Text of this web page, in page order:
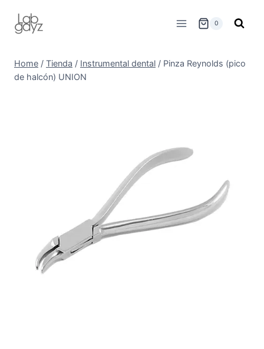
0
Home / Tienda / Instrumental dental / Pinza Reynolds (pico
de halcón) UNION